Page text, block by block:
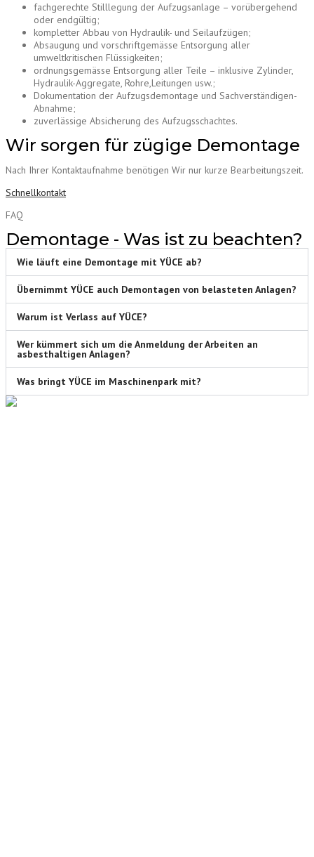
fachgerechte Stilllegung der Aufzugsanlage – vorübergehend
oder endgültig;
kompletter Abbau von Hydraulik- und Seilaufzügen;
Absaugung und vorschriftgemässe Entsorgung aller
umweltkritischen Flüssigkeiten;
ordnungsgemässe Entsorgung aller Teile – inklusive Zylinder,
Hydraulik-Aggregate, Rohre,Leitungen usw.;
Dokumentation der Aufzugsdemontage und Sachverständigen-
Abnahme;
zuverlässige Absicherung des Aufzugsschachtes.
Wir sorgen für zügige Demontage
Nach Ihrer Kontaktaufnahme benötigen Wir nur kurze Bearbeitungszeit.
Schnellkontakt
FAQ
Demontage - Was ist zu beachten?
Wie läuft eine Demontage mit YÜCE ab?
Übernimmt YÜCE auch Demontagen von belasteten Anlagen?
Warum ist Verlass auf YÜCE?
Wer kümmert sich um die Anmeldung der Arbeiten an
asbesthaltigen Anlagen?
Was bringt YÜCE im Maschinenpark mit?